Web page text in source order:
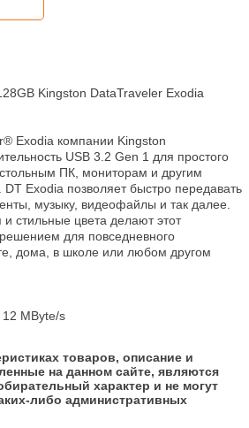
Kingston DataTraveler Exodia
Exodia компании Kingston
USB 3.2 Gen 1 для простого
ПК, мониторам и другим
Exodia позволяет быстро передавать
музыку, видеофайлы и так далее.
и стильные цвета делают этот
для повседневного
дома, в школе или любом другом
MByte/s
товаров, описание и
на данном сайте, являются
характер и не могут
либо административных